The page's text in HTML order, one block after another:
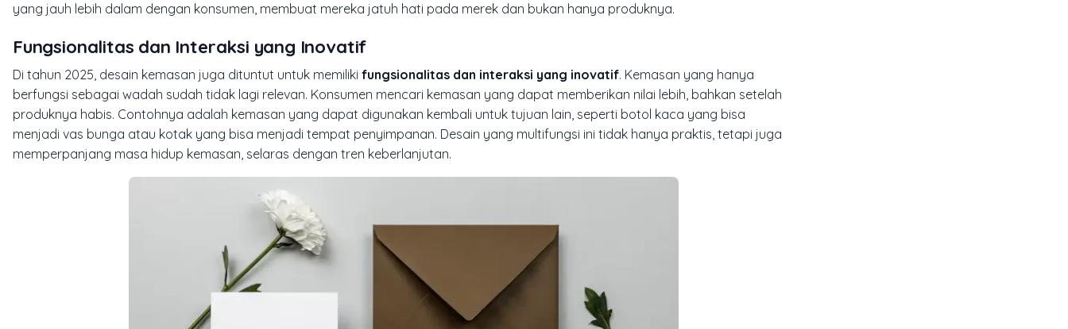
yang jauh lebih dalam dengan konsumen, membuat mereka jatuh hati pada merek dan bukan hanya produknya.
Fungsionalitas dan Interaksi yang Inovatif
Di tahun 2025, desain kemasan juga dituntut untuk memiliki fungsionalitas dan interaksi yang inovatif. Kemasan yang hanya
berfungsi sebagai wadah sudah tidak lagi relevan. Konsumen mencari kemasan yang dapat memberikan nilai lebih, bahkan setelah
produknya habis. Contohnya adalah kemasan yang dapat digunakan kembali untuk tujuan lain, seperti botol kaca yang bisa
menjadi vas bunga atau kotak yang bisa menjadi tempat penyimpanan. Desain yang multifungsi ini tidak hanya praktis, tetapi juga
memperpanjang masa hidup kemasan, selaras dengan tren keberlanjutan.